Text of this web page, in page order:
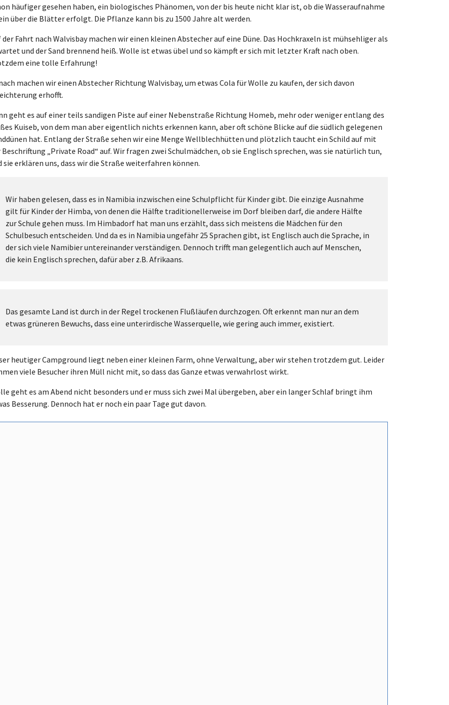
häufiger gesehen haben, ein biologisches Phänomen, von der bis heute nicht klar ist, ob die Wasseraufnahme
über die Blätter erfolgt. Die Pflanze kann bis zu 1500 Jahre alt werden.
der Fahrt nach Walvisbay machen wir einen kleinen Abstecher auf eine Düne. Das Hochkraxeln ist mühsehliger als
und der Sand brennend heiß. Wolle ist etwas übel und so kämpft er sich mit letzter Kraft nach oben.
eine tolle Erfahrung!
machen wir einen Abstecher Richtung Walvisbay, um etwas Cola für Wolle zu kaufen, der sich davon
erhofft.
geht es auf einer teils sandigen Piste auf einer Nebenstraße Richtung Homeb, mehr oder weniger entlang des
Kuiseb, von dem man aber eigentlich nichts erkennen kann, aber oft schöne Blicke auf die südlich gelegenen
hat. Entlang der Straße sehen wir eine Menge Wellblechhütten und plötzlich taucht ein Schild auf mit
Beschriftung „Private Road“ auf. Wir fragen zwei Schulmädchen, ob sie Englisch sprechen, was sie natürlich tun,
sie erklären uns, dass wir die Straße weiterfahren können.
Wir haben gelesen, dass es in Namibia inzwischen eine Schulpflicht für Kinder gibt. Die einzige Ausnahme
gilt für Kinder der Himba, von denen die Hälfte traditionellerweise im Dorf bleiben darf, die andere Hälfte
zur Schule gehen muss. Im Himbadorf hat man uns erzählt, dass sich meistens die Mädchen für den
Schulbesuch entscheiden. Und da es in Namibia ungefähr 25 Sprachen gibt, ist Englisch auch die Sprache, in
der sich viele Namibier untereinander verständigen. Dennoch trifft man gelegentlich auch auf Menschen,
die kein Englisch sprechen, dafür aber z.B. Afrikaans.
Das gesamte Land ist durch in der Regel trockenen Flußläufen durchzogen. Oft erkennt man nur an dem
etwas grüneren Bewuchs, dass eine unterirdische Wasserquelle, wie gering auch immer, existiert.
heutiger Campground liegt neben einer kleinen Farm, ohne Verwaltung, aber wir stehen trotzdem gut. Leider
viele Besucher ihren Müll nicht mit, so dass das Ganze etwas verwahrlost wirkt.
geht es am Abend nicht besonders und er muss sich zwei Mal übergeben, aber ein langer Schlaf bringt ihm
Besserung. Dennoch hat er noch ein paar Tage gut davon.